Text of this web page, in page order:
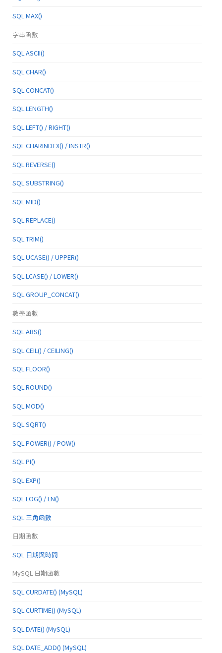
SQL MAX()
字串函數
SQL ASCII()
SQL CHAR()
SQL CONCAT()
SQL LENGTH()
SQL LEFT() / RIGHT()
SQL CHARINDEX() / INSTR()
SQL REVERSE()
SQL SUBSTRING()
SQL MID()
SQL REPLACE()
SQL TRIM()
SQL UCASE() / UPPER()
SQL LCASE() / LOWER()
SQL GROUP_CONCAT()
數學函數
SQL ABS()
SQL CEIL() / CEILING()
SQL FLOOR()
SQL ROUND()
SQL MOD()
SQL SQRT()
SQL POWER() / POW()
SQL PI()
SQL EXP()
SQL LOG() / LN()
SQL 三角函數
日期函數
SQL 日期與時間
MySQL 日期函數
SQL CURDATE() (MySQL)
SQL CURTIME() (MySQL)
SQL DATE() (MySQL)
SQL DATE_ADD() (MySQL)